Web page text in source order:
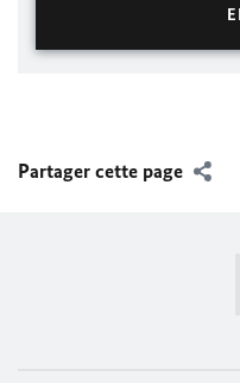
Partager cette page